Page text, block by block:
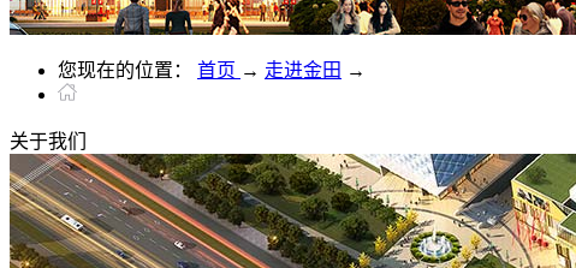
您现在的位置： 首页 → 走进金田 →
关于我们